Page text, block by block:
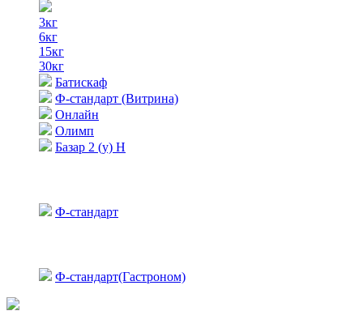
3кг
6кг
15кг
30кг
Батискаф
Ф-стандарт (Витрина)
Онлайн
Олимп
Базар 2 (у) Н
Ф-стандарт
Ф-стандарт(Гастроном)